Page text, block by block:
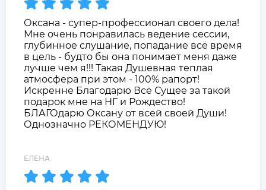
Оксана - супер-профессионал своего дела!
Мне очень понравилась ведение сессии,
глубинное слушание, попадание всё время
в цель - будто бы она понимает меня даже
лучше чем я!!! Такая Душевная теплая
атмосфера при этом - 100% рапорт!
Искренне Благодарю Всё Сущее за такой
подарок мне на НГ и Рождество!
БЛАГОдарю Оксану от всей своей Души!
Однозначно РЕКОМЕНДУЮ!
ЕЛЕНА